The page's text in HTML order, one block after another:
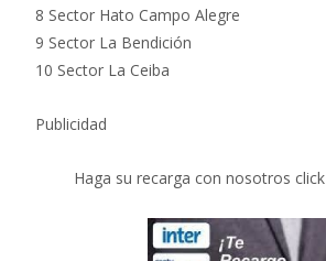
8 Sector Hato Campo Alegre
9 Sector La Bendición
10 Sector La Ceiba
Publicidad
Haga su recarga con nosotros